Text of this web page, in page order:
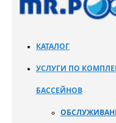
КАТАЛОГ
УСЛУГИ ПО
БАССЕЙНОВ